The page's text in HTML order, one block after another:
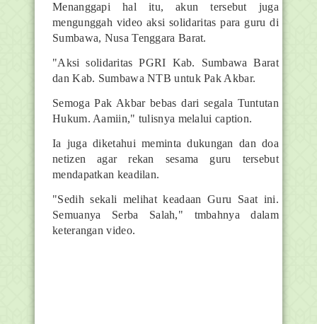
Menanggapi hal itu, akun tersebut juga
mengunggah video aksi solidaritas para guru di
Sumbawa, Nusa Tenggara Barat.
"Aksi solidaritas PGRI Kab. Sumbawa Barat
dan Kab. Sumbawa NTB untuk Pak Akbar.
Semoga Pak Akbar bebas dari segala Tuntutan
Hukum. Aamiin," tulisnya melalui caption.
Ia juga diketahui meminta dukungan dan doa
netizen agar rekan sesama guru tersebut
mendapatkan keadilan.
"Sedih sekali melihat keadaan Guru Saat ini.
Semuanya Serba Salah," tmbahnya dalam
keterangan video.